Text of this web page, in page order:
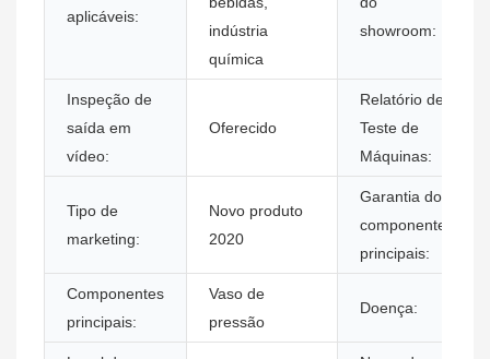
aplicáveis:
indústria
química
showroom:
Inspeção de
saída em
vídeo:
Oferecido
Relatório de
Teste de
Máquinas:
Tipo de
marketing:
Novo produto
2020
Garantia dos
componentes
principais:
Componentes
principais:
Vaso de
pressão
Doença: